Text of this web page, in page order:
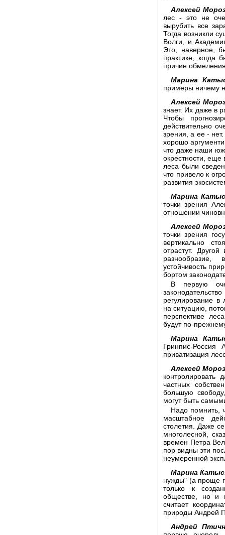
Алексей
лес - это не
вырубить все
Тогда возникли
Волги, и
Это, наверное,
практике, когда
причин
Марина
примеры ничему
Алексей
знает. Их даже в
Чтобы
действительно
зрения, а ее -
хорошо
что даже наши
окрестности,
леса были
что привело к
развития
Марина
точки зрения
отношении
Алексей
точки зрения
вертикально
отрастут. Другой
разнообразие,
устойчивость
бортом
В первую
регулирование в
на ситуацию,
перспективе
будут по-
Марина
Гринпис-
приватизация
Алексей
контролировать
частных
большую
могут быть
Надо помнить,
масштабное
столетия. Даже
многолесной,
времен Петра
пор видны эти
неумеренной
Марина
нужды" (а проще
только к
обществе, но и
считает
природы Андрей
Андрей